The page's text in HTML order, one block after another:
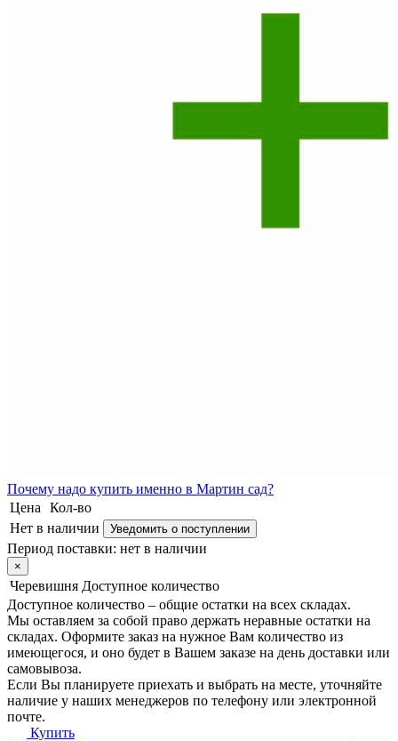
Почему надо купить именно в Мартин сад?
Цена
Кол-во
Нет в наличии
Уведомить о поступлении
Период поставки: нет в наличии
×
Черевишня Доступное количество
Доступное количество – общие остатки на всех складах.
Мы оставляем за собой право держать неравные остатки на
складах. Оформите заказ на нужное Вам количество из
имеющегося, и оно будет в Вашем заказе на день доставки или
самовывоза.
Если Вы планируете приехать и выбрать на месте, уточняйте
наличие у наших менеджеров по телефону или электронной
почте.
Купить